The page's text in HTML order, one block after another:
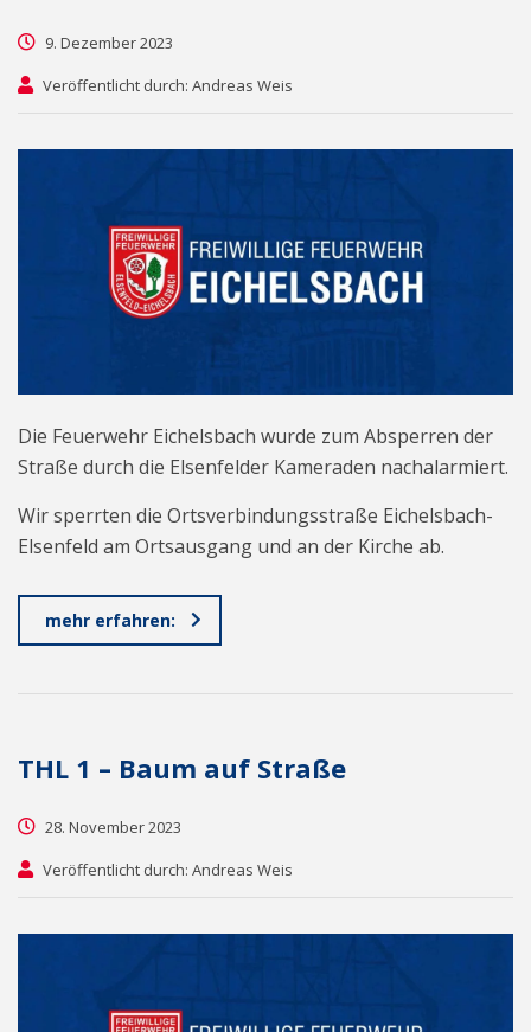
9. Dezember 2023
Veröffentlicht durch: Andreas Weis
Die Feuerwehr Eichelsbach wurde zum Absperren der
Straße durch die Elsenfelder Kameraden nachalarmiert.
Wir sperrten die Ortsverbindungsstraße Eichelsbach-
Elsenfeld am Ortsausgang und an der Kirche ab.
mehr erfahren:
THL 1 – Baum auf Straße
28. November 2023
Veröffentlicht durch: Andreas Weis